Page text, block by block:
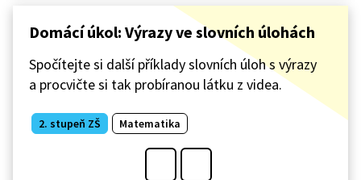
Domácí úkol: Výrazy ve slovních úlohách
Spočítejte si další příklady slovních úloh s výrazy
a procvičte si tak probíranou látku z videa.
2. stupeň ZŠ Matematika